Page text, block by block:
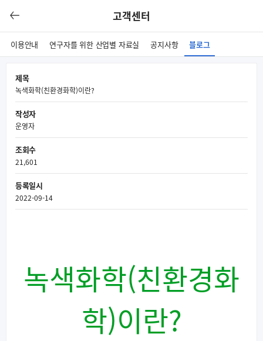
고객센터
이용안내 연구자를 위한 산업별 자료실 공지사항 블로그
제목
녹색화학(친환경화학)이란?
작성자
운영자
조회수
21,601
등록일시
2022-09-14
녹색화학(친환경화
학)이란?